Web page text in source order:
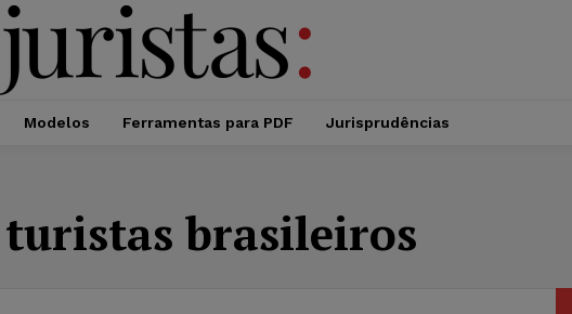
Modelos Ferramentas para PDF Jurisprudências
turistas brasileiros